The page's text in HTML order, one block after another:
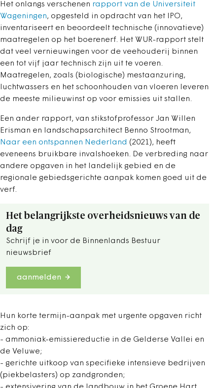
Het onlangs verschenen rapport van de Universiteit
Wageningen, opgesteld in opdracht van het IPO,
inventariseert en beoordeelt technische (innovatieve)
maatregelen op het boerenerf. Het WUR-rapport stelt
dat veel vernieuwingen voor de veehouderij binnen
een tot vijf jaar technisch zijn uit te voeren.
Maatregelen, zoals (biologische) mestaanzuring,
luchtwassers en het schoonhouden van vloeren leveren
de meeste milieuwinst op voor emissies uit stallen.
Een ander rapport, van stikstofprofessor Jan Willen
Erisman en landschapsarchitect Benno Strootman,
Naar een ontspannen Nederland (2021), heeft
eveneens bruikbare invalshoeken. De verbreding naar
andere opgaven in het landelijk gebied en de
regionale gebiedsgerichte aanpak komen goed uit de
verf.
Het belangrijkste overheidsnieuws van de
dag
Schrijf je in voor de Binnenlands Bestuur
nieuwsbrief
aanmelden
Hun korte termijn-aanpak met urgente opgaven richt
zich op:
- ammoniak-emissiereductie in de Gelderse Vallei en
de Veluwe;
- gerichte uitkoop van specifieke intensieve bedrijven
(piekbelasters) op zandgronden;